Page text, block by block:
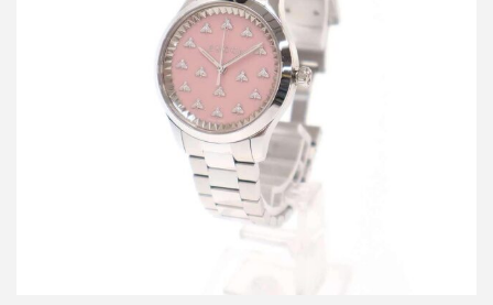
グッチ G-タイムレス 32mm 腕時計
買取金額38,000円
詳しく見る